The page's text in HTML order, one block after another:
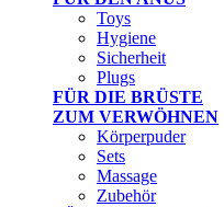
Toys
Hygiene
Sicherheit
Plugs
FÜR DIE BRÜSTE
ZUM VERWÖHNEN
Körperpuder
Sets
Massage
Zubehör